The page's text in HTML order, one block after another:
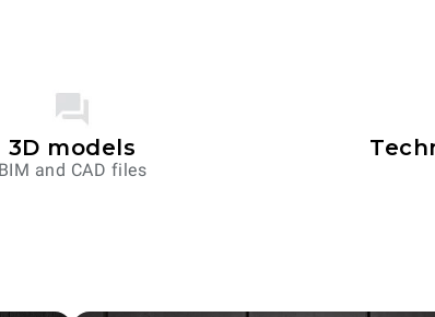
3D models
BIM and CAD files